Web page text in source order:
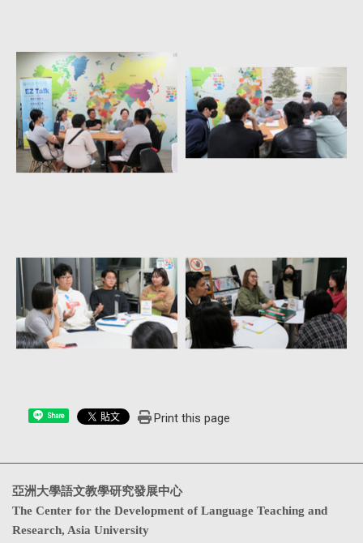
Share Print this page
亞洲大學語文教學研究發展中心
The Center for the Development of Language Teaching and
Research, Asia University